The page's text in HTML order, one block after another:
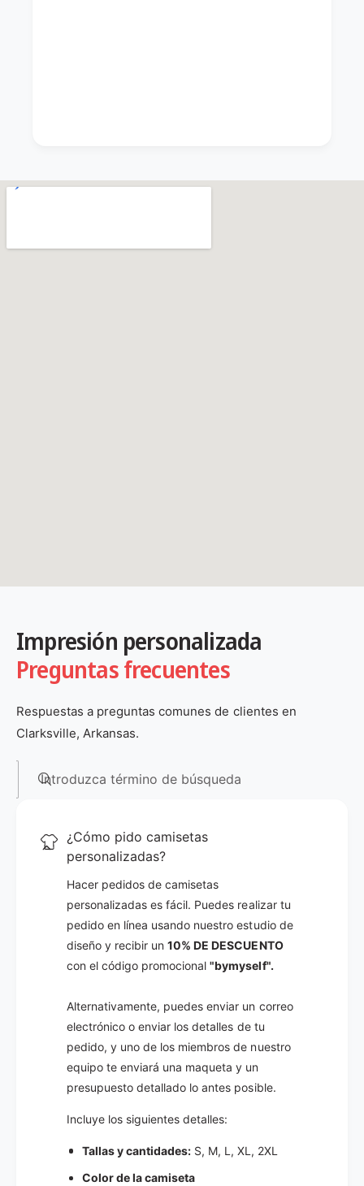
Impresión personalizada
Preguntas frecuentes
Respuestas a preguntas comunes de clientes en
Clarksville, Arkansas.
Introduzca término de búsqueda
¿Cómo pido camisetas
personalizadas?
Hacer pedidos de camisetas
personalizadas es fácil. Puedes realizar tu
pedido en línea usando nuestro estudio de
diseño y recibir un10% DE DESCUENTO
con el código promocional"bymyself".
Alternativamente, puedes enviar un correo
electrónico o enviar los detalles de tu
pedido, y uno de los miembros de nuestro
equipo te enviará una maqueta y un
presupuesto detallado lo antes posible.
Incluye los siguientes detalles:
Tallas y cantidades:S, M, L, XL, 2XL
Color de la camiseta